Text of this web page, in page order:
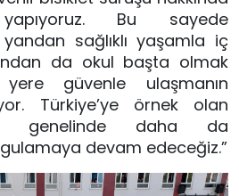
Bu sayede
sağlıklı yaşamla iç
da okul başta olmak
güvenle ulaşmanın
Türkiye’ye örnek olan
genelinde daha da
devam edeceğiz.”